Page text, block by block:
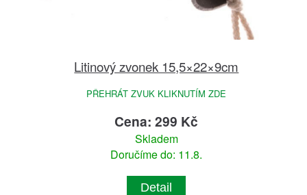
Litinový zvonek 15,5×22×9cm
PŘEHRÁT ZVUK KLIKNUTÍM ZDE
Cena: 299 Kč
Skladem
Doručíme do: 11.8.
Detail